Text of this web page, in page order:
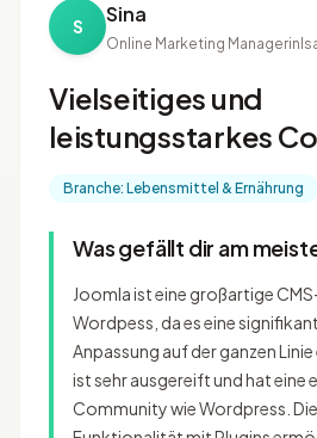
S Sina
Online Marketing Managerin
Vielseitiges und
leistungsstarkes
Branche: Lebensmittel & Ernährung
Was gefällt dir am
Joomla ist eine großartige
Wordpess, da es eine
Anpassung auf der ganzen
ist sehr ausgereift und hat eine
Community wie Wordpress.